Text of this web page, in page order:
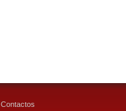
Contactos